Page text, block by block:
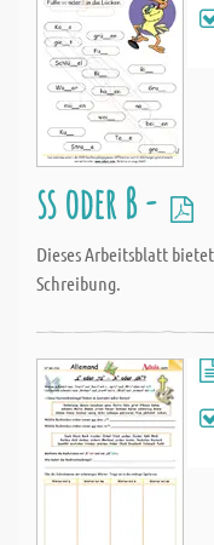
ss oder ß -
Dieses Arbeitsblatt
Schreibung.